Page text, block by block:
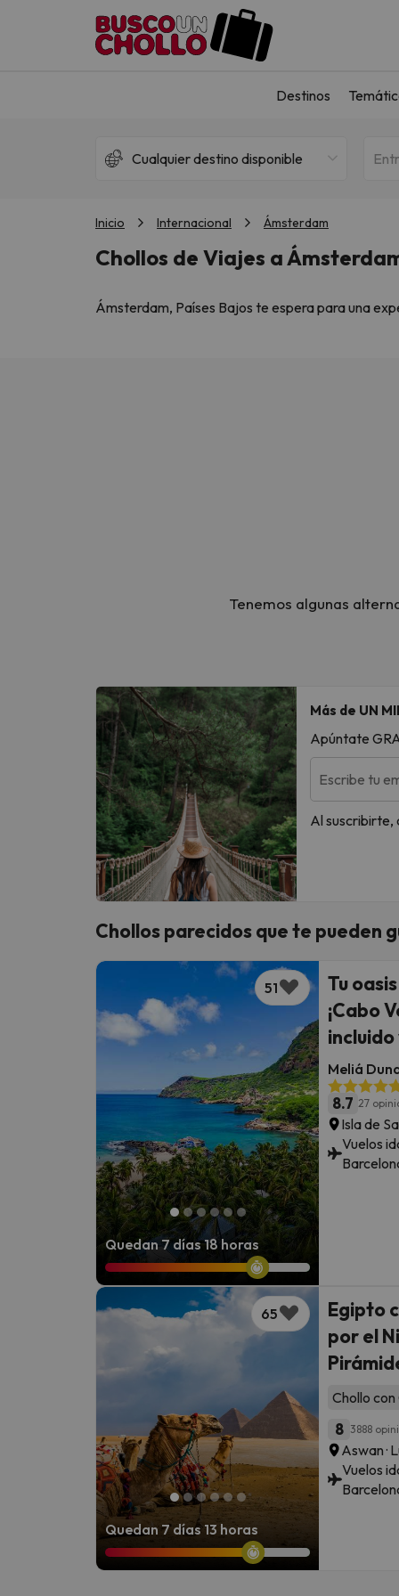
Destinos
Cualquier destino disponible
Inicio Internacional Ámsterdam
Chollos de Viajes a
Ámsterdam, Países Bajos te espera para una
Tenemos algunas
Más de UN
Apúntate
Escribe tu
Al suscribirte,
Chollos parecidos que te pueden
Quedan 7 días 18 horas
51
Tu
¡Cabo
incluido
Meliá
8.7 27
Isla de
Vuelos
Quedan 7 días 13 horas
65
Egipto
por el
Chollo
8 3888
Aswan ·
Vuelos